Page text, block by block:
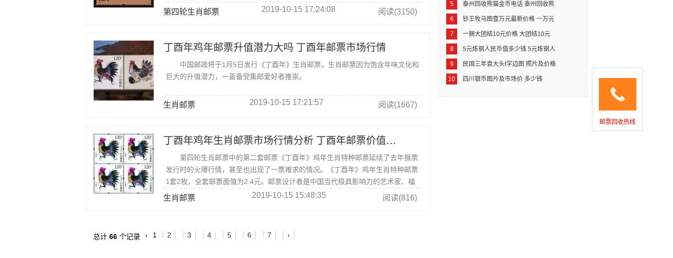
第四轮生肖邮票 2019-10-15 17:24:08 阅读(3150)
丁酉年鸡年邮票升值潜力大吗 丁酉年邮票市场行情
中国邮政将于1月5日发行《丁酉年》生肖邮票，生肖邮票因为饱含年味文化和
巨大的升值潜力，一直备受集邮爱好者推崇。
生肖邮票 2019-10-15 17:21:57 阅读(1667)
丁酉年鸡年生肖邮票市场行情分析 丁酉年邮票价值分析
第四轮生肖邮票中的第二套邮票《丁酉年》鸡年生肖特种邮票延续了去年猴票
发行时的火爆行情，甚至也出现了一票难求的情况。《丁酉年》鸡年生肖特种邮票
1套2枚，全套邮票面值为2.4元。邮票设计者是中国当代极具影响力的艺术家、福
娃之父韩美林。
生肖邮票 2019-10-15 15:48:35 阅读(816)
总计 66个记录 ‹ 1 2 3 4 5 6 7 ›
价目表及渠道推荐
5 泰州回收熊猫金币电话 泰州回收熊
猫金币渠道
6 钞王牧马图壹万元最新价格 一万元
牧马图为何如此珍贵
7 一捆大团结10元价格 大团结10元
一捆价格
8 5元炼钢人民币值多少钱 5元炼钢人
民币最新价格
9 民国三年袁大头t字边图 照片及价格
10 四川银币图片及市场价 多少钱
邮票回收热线